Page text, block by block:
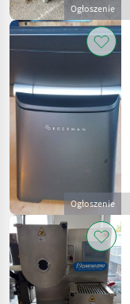
Ogłoszenie
Ogłoszenie